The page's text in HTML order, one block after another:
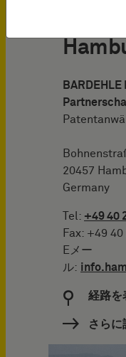
BARDEHLE
20457
Germany
Tel: +49 40
Fax: +49
Eメー
ル:
経路を
さらに